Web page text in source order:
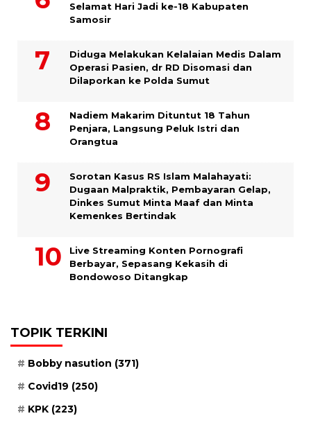
Selamat Hari Jadi ke-18 Kabupaten
Samosir
Diduga Melakukan Kelalaian Medis Dalam
Operasi Pasien, dr RD Disomasi dan
Dilaporkan ke Polda Sumut
​Nadiem Makarim Dituntut 18 Tahun
Penjara, Langsung Peluk Istri dan
Orangtua
Sorotan Kasus RS Islam Malahayati:
Dugaan Malpraktik, Pembayaran Gelap,
Dinkes Sumut Minta Maaf dan Minta
Kemenkes Bertindak
Live Streaming Konten Pornografi
Berbayar, Sepasang Kekasih di
Bondowoso Ditangkap
TOPIK TERKINI
Bobby nasution (371)
Covid19 (250)
KPK (223)